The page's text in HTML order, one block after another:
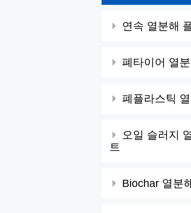
연속 열분해
폐타이어 열
폐플라스틱
오일 슬러지
트
Biochar 열분